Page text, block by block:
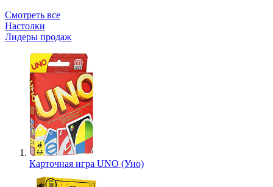
Смотреть все
Настолки
Лидеры продаж
Карточная игра UNO (Уно)